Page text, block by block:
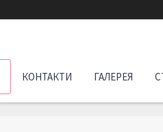
КОНТАКТИ ГАЛЕРЕЯ